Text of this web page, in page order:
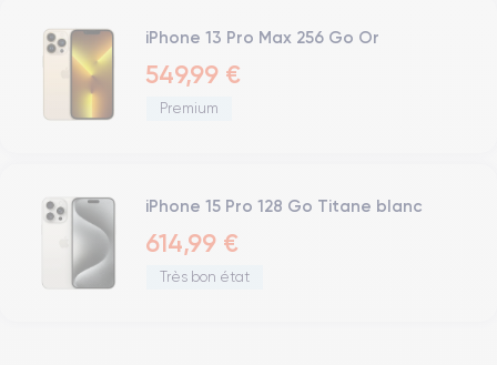
iPhone 13 Pro Max 256 Go Or
549,99 €
Premium
iPhone 15 Pro 128 Go Titane blanc
614,99 €
Très bon état